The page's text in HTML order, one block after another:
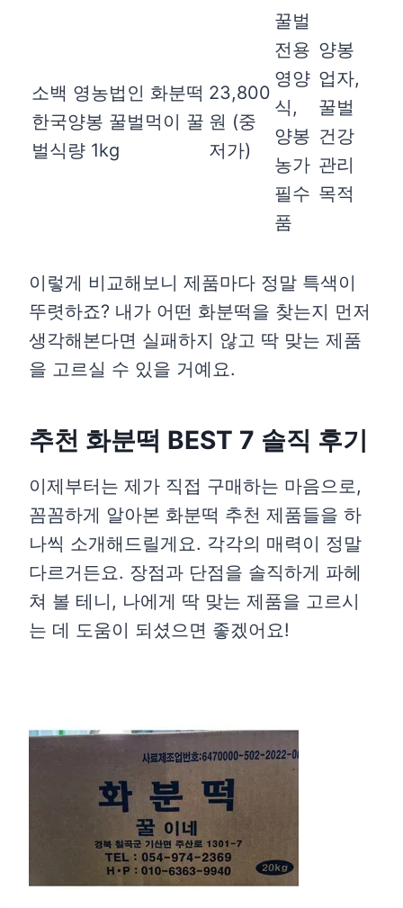
소백 영농법인 화분떡
한국양봉 꿀벌먹이 꿀
벌식량 1kg
23,800
원 (중
저가)
꿀벌
전용
영양
식,
양봉
농가
필수
품
양봉
업자,
꿀벌
건강
관리
목적
이렇게 비교해보니 제품마다 정말 특색이
뚜렷하죠? 내가 어떤 화분떡을 찾는지 먼저
생각해본다면 실패하지 않고 딱 맞는 제품
을 고르실 수 있을 거예요.
추천 화분떡 BEST 7 솔직 후기
이제부터는 제가 직접 구매하는 마음으로,
꼼꼼하게 알아본 화분떡 추천 제품들을 하
나씩 소개해드릴게요. 각각의 매력이 정말
다르거든요. 장점과 단점을 솔직하게 파헤
쳐 볼 테니, 나에게 딱 맞는 제품을 고르시
는 데 도움이 되셨으면 좋겠어요!